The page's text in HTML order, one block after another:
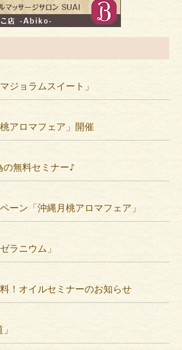
ジョラムスイート」
アロマフェア」開催
の無料セミナー♪
ーン「沖縄月桃アロマフェア」
ラニウム」
！オイルセミナーのお知らせ
」